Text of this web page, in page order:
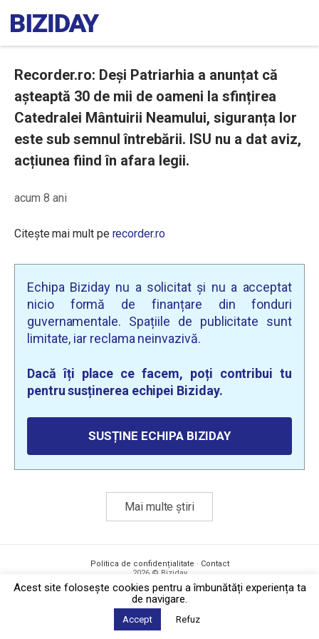
Recorder.ro: Deși Patriarhia a anunțat că
așteaptă 30 de mii de oameni la sfințirea
Catedralei Mântuirii Neamului, siguranța lor
este sub semnul întrebării. ISU nu a dat aviz,
acțiunea fiind în afara legii.
acum 8 ani
Citește mai mult pe recorder.ro
Echipa Biziday nu a solicitat și nu a acceptat
nicio formă de finanțare din fonduri
guvernamentale. Spațiile de publicitate sunt
limitate, iar reclama neinvazivă.
Dacă îți place ce facem, poți contribui tu
pentru susținerea echipei Biziday.
SUSȚINE ECHIPA BIZIDAY
Mai multe știri
Politica de confidențialitate · Contact
2026 © Biziday
Acest site foloseşte cookies pentru a îmbunătăți experiența ta
de navigare.
Accept Refuz